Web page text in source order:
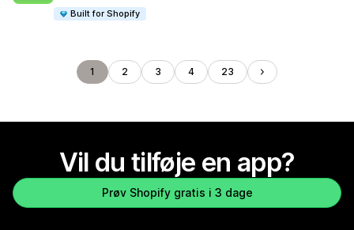
Built for Shopify
1 2 3 4 23
Vil du tilføje en app?
Prøv Shopify gratis i 3 dage